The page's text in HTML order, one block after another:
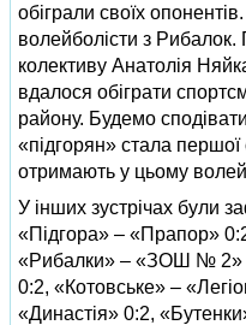
обіграли своїх
волейболісти з Рибалок.
колективу Анатолія
вдалося обіграти
району. Будемо
«підгорян» стала першої
отримають у цьому
У інших зустрічах були
«Підгора» – «Прапор»
«Рибалки» – «ЗОШ № 2»
0:2, «Котовське» –
«Династія» 0:2,